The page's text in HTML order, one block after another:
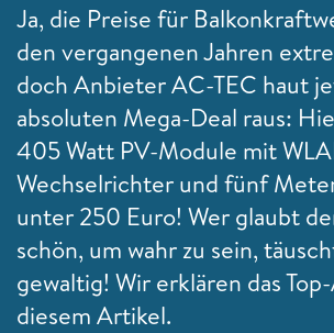
Ja, die Preise für
den vergangenen Jahren
doch Anbieter AC-TEC haut
absoluten Mega-Deal raus:
405 Watt PV-Module mit
Wechselrichter und fünf
unter 250 Euro! Wer glaubt
schön, um wahr zu sein,
gewaltig! Wir erklären das
diesem Artikel.